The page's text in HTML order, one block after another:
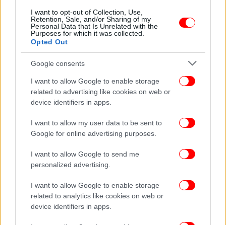
I want to opt-out of Collection, Use,
Retention, Sale, and/or Sharing of my
Personal Data that Is Unrelated with the
Purposes for which it was collected.
Opted Out
Google consents
I want to allow Google to enable storage
related to advertising like cookies on web or
device identifiers in apps.
I want to allow my user data to be sent to
Google for online advertising purposes.
I want to allow Google to send me
personalized advertising.
I want to allow Google to enable storage
related to analytics like cookies on web or
device identifiers in apps.